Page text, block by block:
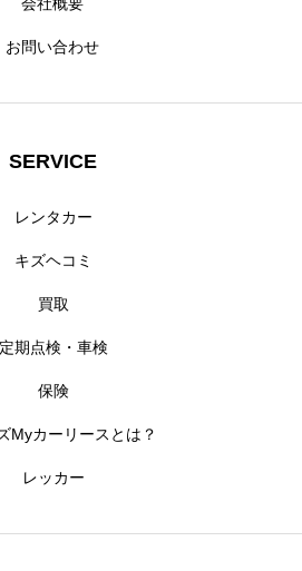
お問い合わせ
SERVICE
レンタカー
キズヘコミ
買取
定期点検・車検
保険
Myカーリースとは？
レッカー